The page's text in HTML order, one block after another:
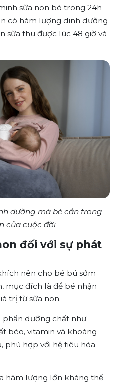
sữa non bò trong 24h
có hàm lượng dinh dưỡng
sữa thu được lúc 48 giờ và
dưỡng mà bé cần trong
của cuộc đời
đối với sự phát
nên cho bé bú sớm
mục đích là để bé nhận
trị từ sữa non.
phần dưỡng chất như
béo, vitamin và khoáng
phù hợp với hệ tiêu hóa
hàm lượng lớn kháng thể